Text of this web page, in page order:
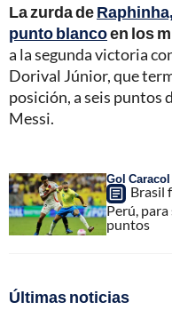
La zurda de
punto blancoen los
a la segunda victoria
Dorival Júnior, que
posición, a seis puntos
Messi.
Gol Caracol
Brasil
Perú,
puntos
Últimas noticias